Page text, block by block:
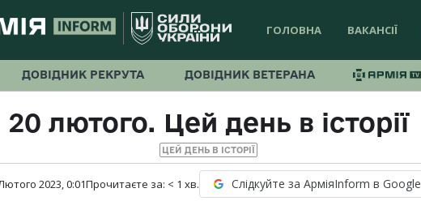
ГОЛОВНА ВАКАНСІЇ
ДОВІДНИК РЕКРУТА ДОВІДНИК ВЕТЕРАНА
20 лютого. Цей день в історії
ЦЕЙ ДЕНЬ В ІСТОРІЇ
2023, 0:01Прочитаєте за: < 1 хв. Слідкуйте за АрміяInform в Google